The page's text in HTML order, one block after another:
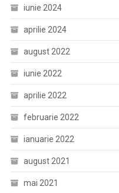
iunie 2024
aprilie 2024
august 2022
iunie 2022
aprilie 2022
februarie 2022
ianuarie 2022
august 2021
mai 2021